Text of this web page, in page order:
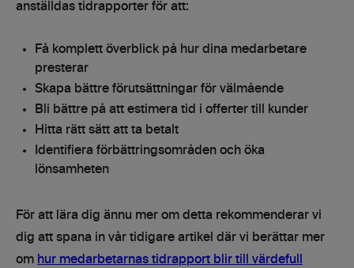
anställdas tidrapporter för att:
Få komplett överblick på hur dina medarbetare
presterar
Skapa bättre förutsättningar för välmående
Bli bättre på att estimera tid i offerter till kunder
Hitta rätt sätt att ta betalt
Identifiera förbättringsområden och öka
lönsamheten
För att lära dig ännu mer om detta rekommenderar vi
dig att spana in vår tidigare artikel där vi berättar mer
om hur medarbetarnas tidrapport blir till värdefull